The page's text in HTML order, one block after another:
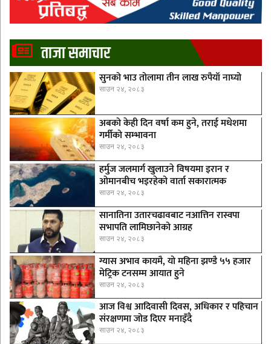
ताजा समाचार
सुनको भाउ तोलामा तीन लाख रुपैयाँ नाघ्यो
साउन २४, २०८३
अबको केही दिन वर्षा कम हुने, तराई मधेशमा
गर्मीको सम्भावना
साउन २४, २०८३
हर्मुज जलमार्ग खुलाउने विषयमा इरान र
ओमानबीच भइरहेको वार्ता सकारात्मक
साउन २४, २०८३
सानातिना उतारचढावबाट नआत्तिन रास्वपा
सभापति लामिछानेको आग्रह
साउन २४, २०८३
ग्यास अभाव कायमै, यो महिना झण्डै ५५ हजार
मेट्रिक टनसम्म आयात हुने
साउन २४, २०८३
आज विश्व आदिवासी दिवस, अधिकार र पहिचान
संरक्षणमा जोड दिएर मनाइँदै
साउन २४, २०८३